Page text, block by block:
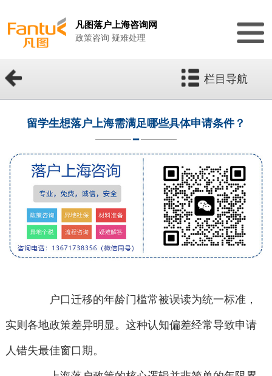
凡图落户上海咨询网
政策咨询 疑难处理
栏目导航
留学生想落户上海需满足哪些具体申请条件？
户口迁移的年龄门槛常被误读为统一标准，
实则各地政策差异明显。这种认知偏差经常导致申请
人错失最佳窗口期。